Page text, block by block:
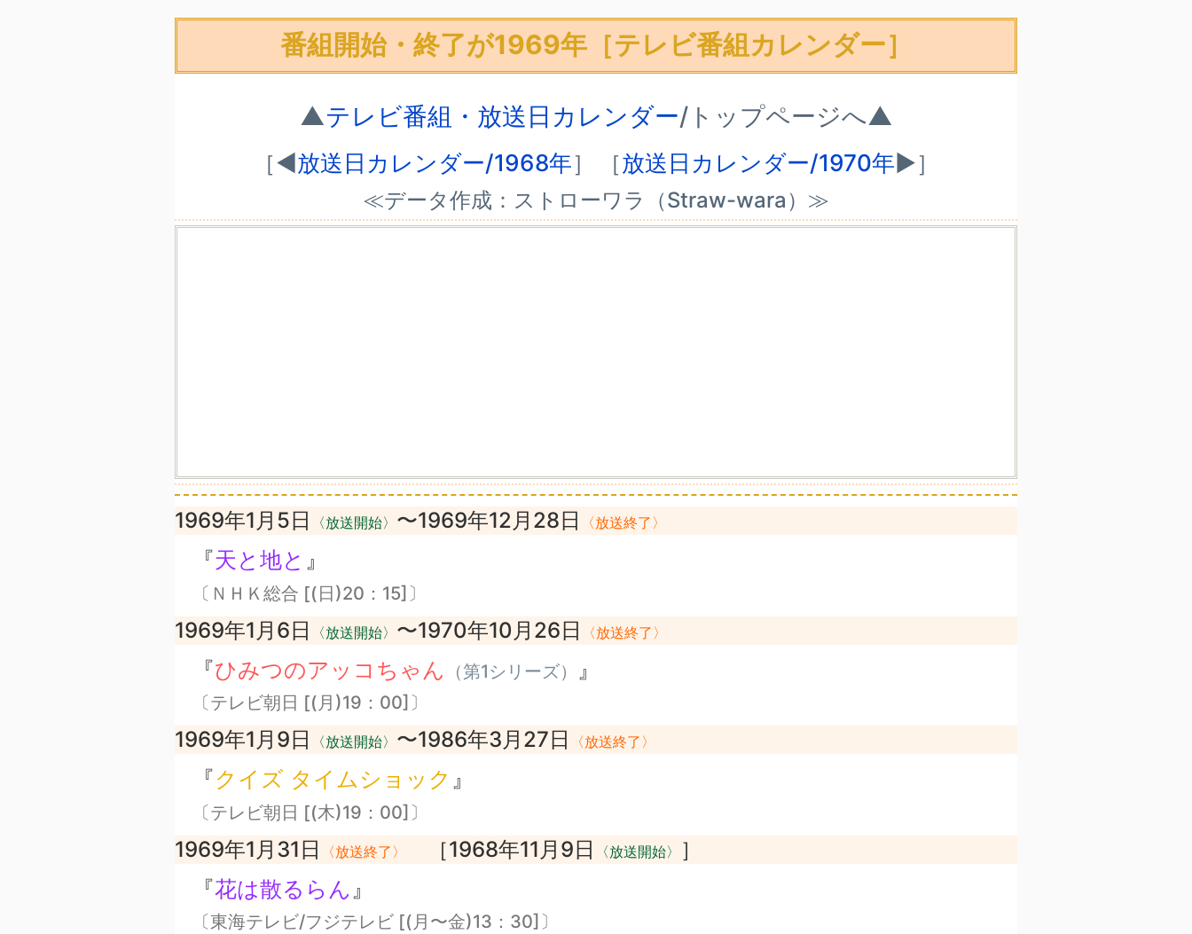
番組開始・終了が1969年［テレビ番組カレンダー］
▲テレビ番組・放送日カレンダー/トップページへ▲
［◀放送日カレンダー/1968年］ ［放送日カレンダー/1970年▶］
≪データ作成：ストローワラ（Straw-wara）≫
1969年1月5日 〈放送開始〉 〜1969年12月28日 〈放送終了〉
『天と地と 』
〔ＮＨＫ総合 [(日)20：15]〕
1969年1月6日 〈放送開始〉 〜1970年10月26日 〈放送終了〉
『ひみつのアッコちゃん （第1シリーズ） 』
〔テレビ朝日 [(月)19：00]〕
1969年1月9日 〈放送開始〉 〜1986年3月27日 〈放送終了〉
『クイズ タイムショック 』
〔テレビ朝日 [(木)19：00]〕
1969年1月31日 〈放送終了〉 ［1968年11月9日 〈放送開始〉 ］
『花は散るらん 』
〔東海テレビ/フジテレビ [(月〜金)13：30]〕